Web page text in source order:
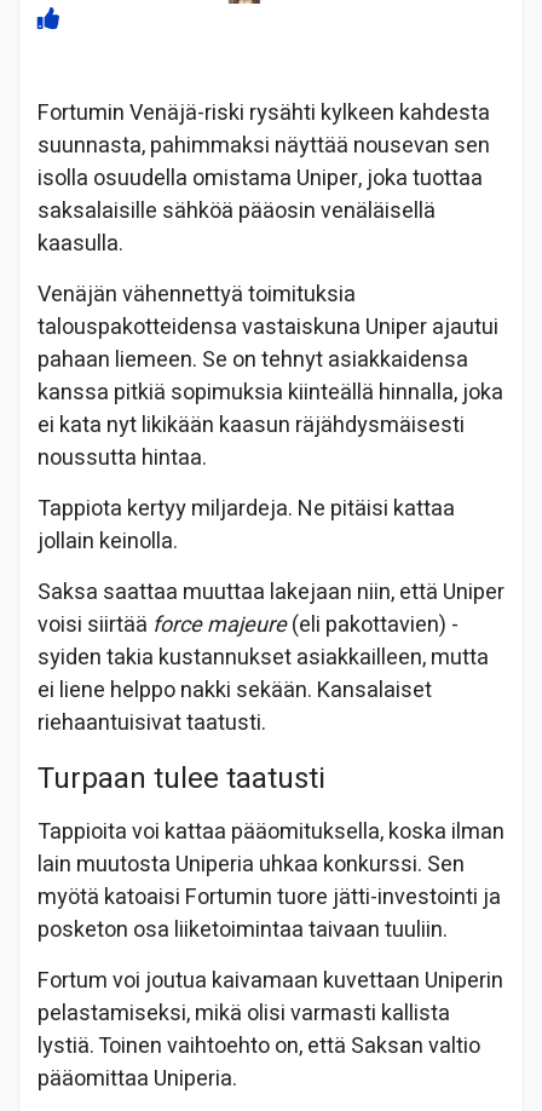
Fortumin Venäjä-riski rysähti kylkeen kahdesta
suunnasta, pahimmaksi näyttää nousevan sen
isolla osuudella omistama Uniper, joka tuottaa
saksalaisille sähköä pääosin venäläisellä
kaasulla.
Venäjän vähennettyä toimituksia
talouspakotteidensa vastaiskuna Uniper ajautui
pahaan liemeen. Se on tehnyt asiakkaidensa
kanssa pitkiä sopimuksia kiinteällä hinnalla, joka
ei kata nyt likikään kaasun räjähdysmäisesti
noussutta hintaa.
Tappiota kertyy miljardeja. Ne pitäisi kattaa
jollain keinolla.
Saksa saattaa muuttaa lakejaan niin, että Uniper
voisi siirtää force majeure(eli pakottavien) -
syiden takia kustannukset asiakkailleen, mutta
ei liene helppo nakki sekään. Kansalaiset
riehaantuisivat taatusti.
Turpaan tulee taatusti
Tappioita voi kattaa pääomituksella, koska ilman
lain muutosta Uniperia uhkaa konkurssi. Sen
myötä katoaisi Fortumin tuore jätti-investointi ja
posketon osa liiketoimintaa taivaan tuuliin.
Fortum voi joutua kaivamaan kuvettaan Uniperin
pelastamiseksi, mikä olisi varmasti kallista
lystiä. Toinen vaihtoehto on, että Saksan valtio
pääomittaa Uniperia.